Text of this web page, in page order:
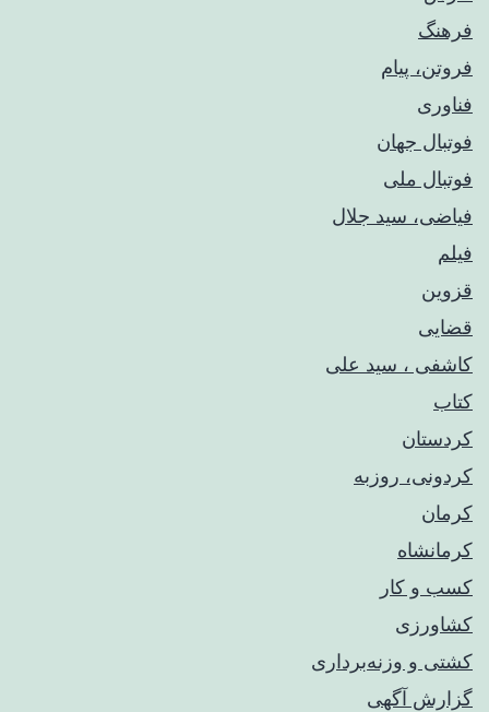
فرهنگ
فروتن، پیام
فناوری
فوتبال جهان
فوتبال ملی
فیاضی، سید جلال
فیلم
قزوین
قضایی
کاشفی ، سید علی
کتاب
کردستان
کردونی، روزبه
کرمان
کرمانشاه
کسب و کار
کشاورزی
کشتی و وزنه‌برداری
گزارش آگهی